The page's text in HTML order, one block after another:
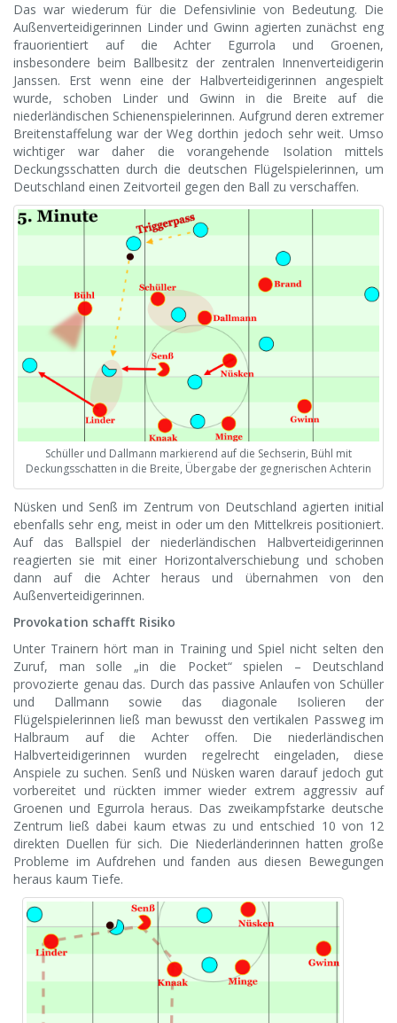
Das war wiederum für die Defensivlinie von Bedeutung. Die
Außenverteidigerinnen Linder und Gwinn agierten zunächst eng
frauorientiert auf die Achter Egurrola und Groenen,
insbesondere beim Ballbesitz der zentralen Innenverteidigerin
Janssen. Erst wenn eine der Halbverteidigerinnen angespielt
wurde, schoben Linder und Gwinn in die Breite auf die
niederländischen Schienenspielerinnen. Aufgrund deren extremer
Breitenstaffelung war der Weg dorthin jedoch sehr weit. Umso
wichtiger war daher die vorangehende Isolation mittels
Deckungsschatten durch die deutschen Flügelspielerinnen, um
Deutschland einen Zeitvorteil gegen den Ball zu verschaffen.
Schüller und Dallmann markierend auf die Sechserin, Bühl mit
Deckungsschatten in die Breite, Übergabe der gegnerischen Achterin
Nüsken und Senß im Zentrum von Deutschland agierten initial
ebenfalls sehr eng, meist in oder um den Mittelkreis positioniert.
Auf das Ballspiel der niederländischen Halbverteidigerinnen
reagierten sie mit einer Horizontalverschiebung und schoben
dann auf die Achter heraus und übernahmen von den
Außenverteidigerinnen.
Provokation schafft Risiko
Unter Trainern hört man in Training und Spiel nicht selten den
Zuruf, man solle „in die Pocket“ spielen – Deutschland
provozierte genau das. Durch das passive Anlaufen von Schüller
und Dallmann sowie das diagonale Isolieren der
Flügelspielerinnen ließ man bewusst den vertikalen Passweg im
Halbraum auf die Achter offen. Die niederländischen
Halbverteidigerinnen wurden regelrecht eingeladen, diese
Anspiele zu suchen. Senß und Nüsken waren darauf jedoch gut
vorbereitet und rückten immer wieder extrem aggressiv auf
Groenen und Egurrola heraus. Das zweikampfstarke deutsche
Zentrum ließ dabei kaum etwas zu und entschied 10 von 12
direkten Duellen für sich. Die Niederländerinnen hatten große
Probleme im Aufdrehen und fanden aus diesen Bewegungen
heraus kaum Tiefe.